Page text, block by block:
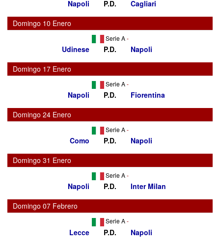
Napoli P.D.
Cagliari
Domingo 10 Enero
Serie A -
Udinese P.D.
Napoli
Domingo 17 Enero
Serie A -
Napoli P.D.
Fiorentina
Domingo 24 Enero
Serie A -
Como P.D.
Napoli
Domingo 31 Enero
Serie A -
Napoli P.D.
Inter Milan
Domingo 07 Febrero
Serie A -
Lecce P.D.
Napoli